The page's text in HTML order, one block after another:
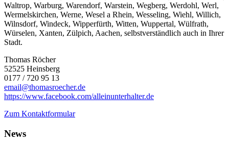
Waltrop, Warburg, Warendorf, Warstein, Wegberg, Werdohl, Werl,
Wermelskirchen, Werne, Wesel a Rhein, Wesseling, Wiehl, Willich,
Wilnsdorf, Windeck, Wipperfürth, Witten, Wuppertal, Wülfrath,
Würselen, Xanten, Zülpich, Aachen, selbstverständlich auch in Ihrer
Stadt.
Thomas Röcher
52525 Heinsberg
0177 / 720 95 13
email@thomasroecher.de
https://www.facebook.com/alleinunterhalter.de
Zum Kontaktformular
News